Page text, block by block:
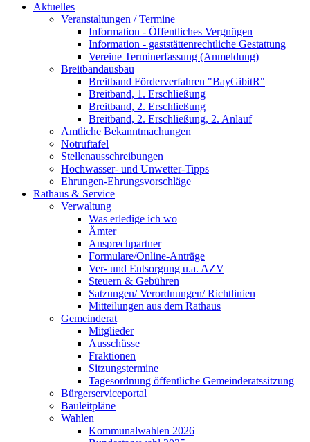
Aktuelles
Veranstaltungen / Termine
Information - Öffentliches Vergnügen
Information - gaststättenrechtliche Gestattung
Vereine Terminerfassung (Anmeldung)
Breitbandausbau
Breitband Förderverfahren "BayGibitR"
Breitband, 1. Erschließung
Breitband, 2. Erschließung
Breitband, 2. Erschließung, 2. Anlauf
Amtliche Bekanntmachungen
Notruftafel
Stellenausschreibungen
Hochwasser- und Unwetter-Tipps
Ehrungen-Ehrungsvorschläge
Rathaus & Service
Verwaltung
Was erledige ich wo
Ämter
Ansprechpartner
Formulare/Online-Anträge
Ver- und Entsorgung u.a. AZV
Steuern & Gebühren
Satzungen/ Verordnungen/ Richtlinien
Mitteilungen aus dem Rathaus
Gemeinderat
Mitglieder
Ausschüsse
Fraktionen
Sitzungstermine
Tagesordnung öffentliche Gemeinderatssitzung
Bürgerserviceportal
Bauleitpläne
Wahlen
Kommunalwahlen 2026